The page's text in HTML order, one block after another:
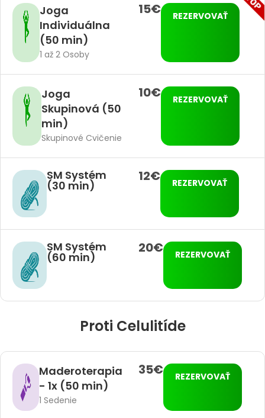
Joga
Individuálna
(50 min)
1 až 2 Osoby
15€ REZERVOVAŤ
Joga
Skupinová (50
min)
Skupinové Cvičenie
10€ REZERVOVAŤ
SM Systém
(30 min)
12€ REZERVOVAŤ
SM Systém
(60 min)
20€ REZERVOVAŤ
Proti Celulitíde
Maderoterapia
- 1x (50 min)
1 Sedenie
35€ REZERVOVAŤ